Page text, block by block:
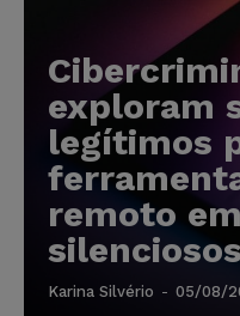
exploram
legítimos
remoto
silenciosos
Karina Silvério - 05/08/